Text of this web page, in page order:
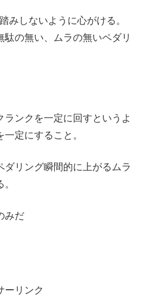
みしないように心がける。
の無い、ムラの無いペダリ
ンクを一定に回すというよ
定にすること。
ダリング瞬間的に上がるムラ
みだ
ーリンク